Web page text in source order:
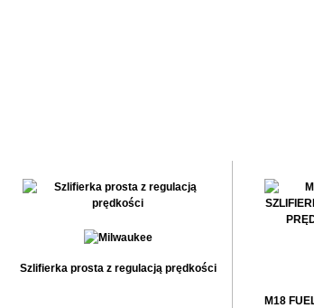
Szlifierka prosta z regulacją prędkości
M18